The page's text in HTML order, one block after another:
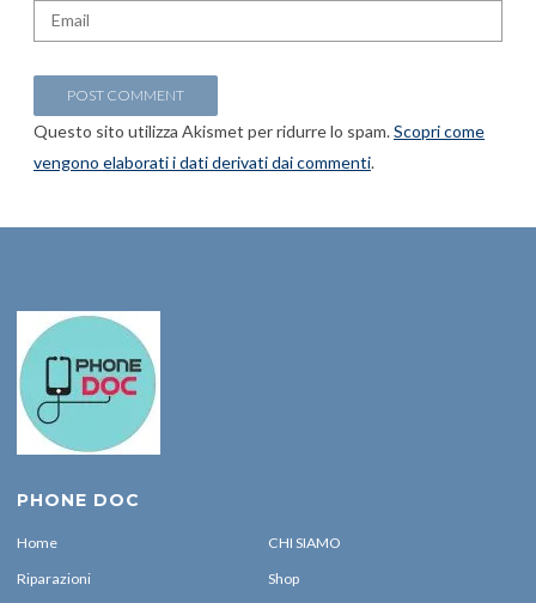
Questo sito utilizza Akismet per ridurre lo spam.Scopri come
vengono elaborati i dati derivati dai commenti.
PHONE DOC
Home CHI SIAMO
Riparazioni Shop